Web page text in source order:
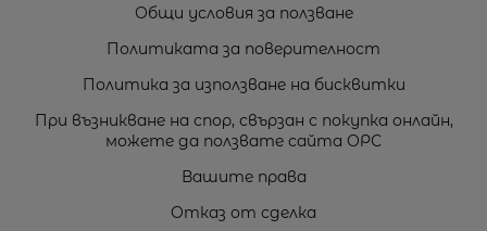
Общи условия за ползване
Политиката за поверителност
Политика за използване на бисквитки
При възникване на спор, свързан с покупка онлайн,
можете да ползвате сайта ОРС
Вашите права
Отказ от сделка